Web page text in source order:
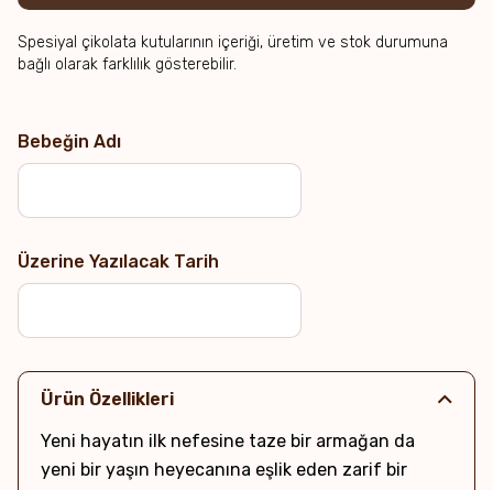
Spesiyal çikolata kutularının içeriği, üretim ve stok durumuna
bağlı olarak farklılık gösterebilir.
Bebeğin Adı
Üzerine Yazılacak Tarih
Ürün Özellikleri
Yeni hayatın ilk nefesine taze bir armağan da
yeni bir yaşın heyecanına eşlik eden zarif bir